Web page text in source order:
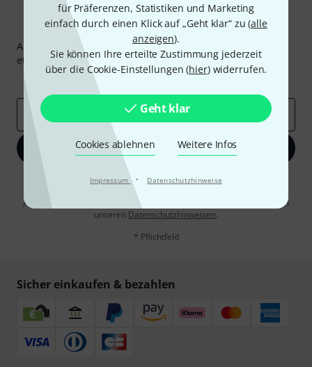
für Präferenzen, Statistiken und Marketing
einfach durch einen Klick auf „Geht klar“ zu (alle
anzeigen).
Sie können Ihre erteilte Zustimmung jederzeit
über die Cookie-Einstellungen (hier) widerrufen.
Geht klar
Cookies ablehnen Weitere Infos
Impressum · Datenschutzhinweise
Thomann Newsletter
Abonniere den Thomann Newsletter und gewinne mit
etwas Glück einen von 50 Gutscheinenüber jeweils50€
Inspirierende Beiträge
Deals
E-Mail-Adresse
Jetzt anmelden
Mit Klick auf „Jetzt anmelden“ stimmen Sie dem Erhalt von E-Mail-
Werbung und einer Messung des E-Mail-Nutzungsverhaltens zu. Die
Abmeldung ist jederzeit möglich. Weitere Informationen finden Sie in
unseren Datenschutzhinweisen.
* Pflichtfeld
Sicher einkaufen & bezahlen